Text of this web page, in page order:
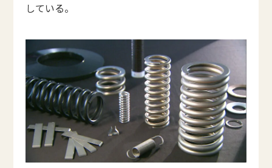
している。